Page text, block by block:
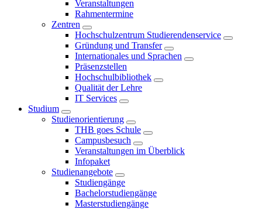
Veranstaltungen
Rahmentermine
Zentren
Hochschulzentrum Studierendenservice
Gründung und Transfer
Internationales und Sprachen
Präsenzstellen
Hochschulbibliothek
Qualität der Lehre
IT Services
Studium
Studienorientierung
THB goes Schule
Campusbesuch
Veranstaltungen im Überblick
Infopaket
Studienangebote
Studiengänge
Bachelorstudiengänge
Masterstudiengänge